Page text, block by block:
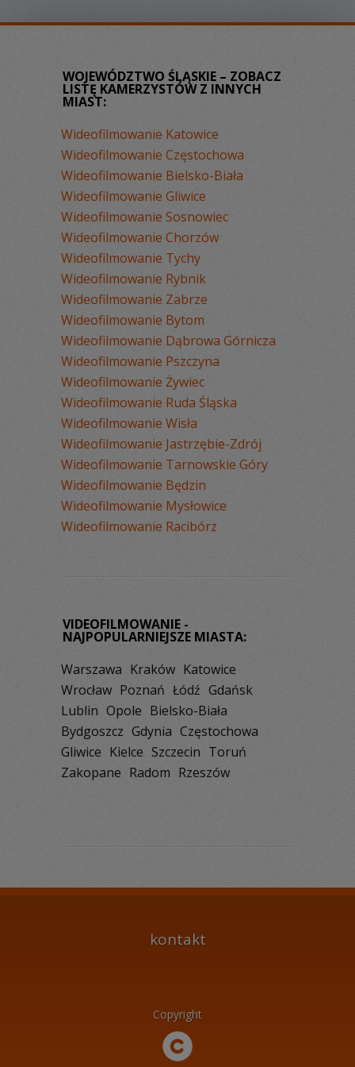
WOJEWÓDZTWO ŚLĄSKIE – ZOBACZ
LISTĘ KAMERZYSTÓW Z INNYCH
MIAST:
Wideofilmowanie Katowice
Wideofilmowanie Częstochowa
Wideofilmowanie Bielsko-Biała
Wideofilmowanie Gliwice
Wideofilmowanie Sosnowiec
Wideofilmowanie Chorzów
Wideofilmowanie Tychy
Wideofilmowanie Rybnik
Wideofilmowanie Zabrze
Wideofilmowanie Bytom
Wideofilmowanie Dąbrowa Górnicza
Wideofilmowanie Pszczyna
Wideofilmowanie Żywiec
Wideofilmowanie Ruda Śląska
Wideofilmowanie Wisła
Wideofilmowanie Jastrzębie-Zdrój
Wideofilmowanie Tarnowskie Góry
Wideofilmowanie Będzin
Wideofilmowanie Mysłowice
Wideofilmowanie Racibórz
VIDEOFILMOWANIE -
NAJPOPULARNIEJSZE MIASTA:
Warszawa Kraków Katowice
Wrocław Poznań Łódź Gdańsk
Lublin Opole Bielsko-Biała
Bydgoszcz Gdynia Częstochowa
Gliwice Kielce Szczecin Toruń
Zakopane Radom Rzeszów
kontakt
Copyright